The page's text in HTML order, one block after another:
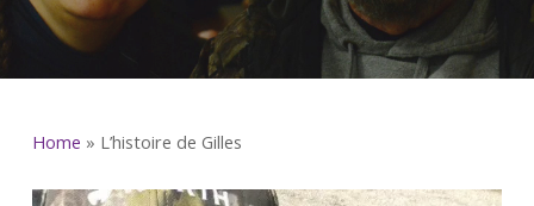
Home » L’histoire de Gilles